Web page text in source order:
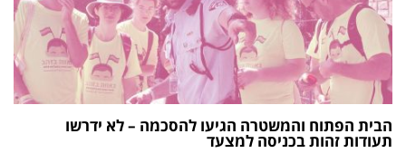
הבית הפתוח והמשטרה הגיעו להסכמה – לא ידרשו
תעודות זהות בכניסה למצעד